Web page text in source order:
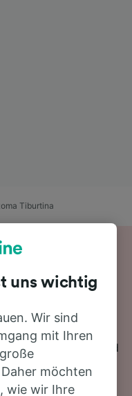
Tiburtina
14 Minuten
Tiburtina
Reise von Catania
Bei uns sind
km von Catania
uns wichtig
Wir sind
mit Ihren
möchten
wie wir Ihre